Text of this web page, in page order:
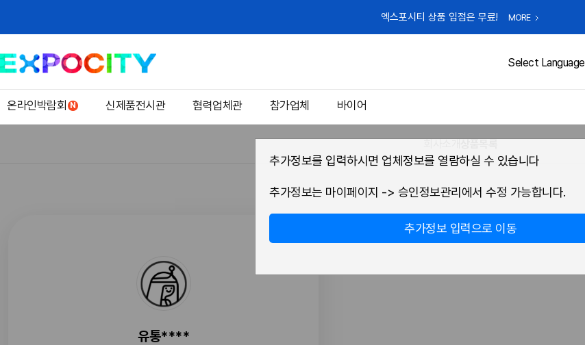
엑스포시티 상품 입점은 무료! MORE
Select Language
온라인박람회 신제품전시관 협력업체관 참가업체 바이어
유통****
추가정보를 입력하시면 업체정보를 열람하실 수 있습니다
추가정보는 마이페이지 -> 승인정보관리에서 수정 가능합니다.
추가정보 입력으로 이동